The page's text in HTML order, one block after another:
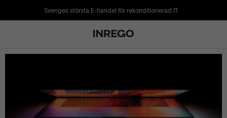
Sveriges största E-handel för rekonditionerad IT